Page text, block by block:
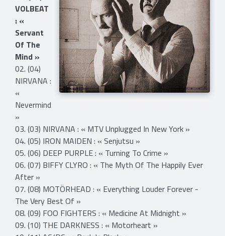
VOLBEAT
: «
Servant
Of The
Mind »
02. (04)
NIRVANA :
«
Nevermind
»
03. (03) NIRVANA : « MTV Unplugged In New York »
04. (05) IRON MAIDEN : « Senjutsu »
05. (06) DEEP PURPLE : « Turning To Crime »
06. (07) BIFFY CLYRO : « The Myth Of The Happily Ever
After »
07. (08) MOTÖRHEAD : « Everything Louder Forever -
The Very Best Of »
08. (09) FOO FIGHTERS : « Medicine At Midnight »
09. (10) THE DARKNESS : « Motorheart »